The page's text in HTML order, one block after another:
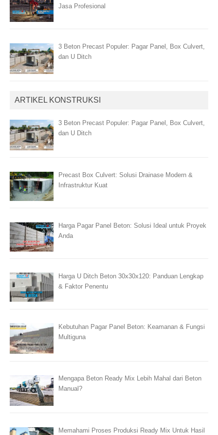
Jasa Profesional
3 Beton Precast Populer: Pagar Panel, Box Culvert,
dan U Ditch
ARTIKEL KONSTRUKSI
3 Beton Precast Populer: Pagar Panel, Box Culvert,
dan U Ditch
Precast Box Culvert: Solusi Drainase Modern &
Infrastruktur Kuat
Harga Pagar Panel Beton: Solusi Ideal untuk Proyek
Anda
Harga U Ditch Beton 30x30x120: Panduan Lengkap
& Faktor Penentu
Kebutuhan Pagar Panel Beton: Keamanan & Fungsi
Multiguna
Mengapa Beton Ready Mix Lebih Mahal dari Beton
Manual?
Memahami Proses Produksi Ready Mix Untuk Hasil